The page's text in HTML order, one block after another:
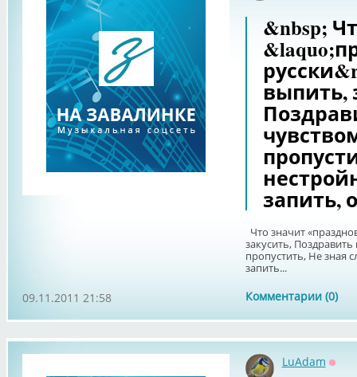
&nbsp;
выпить,
запить,
Что значит
закусить,
пропустить, Не зная
запить...
Комментарии (0)
09.11.2011 21:58
LuAdam